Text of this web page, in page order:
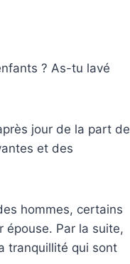
? As-tu lavé
jour de la part de
et des
hommes, certains
épouse. Par la suite,
tranquillité qui sont